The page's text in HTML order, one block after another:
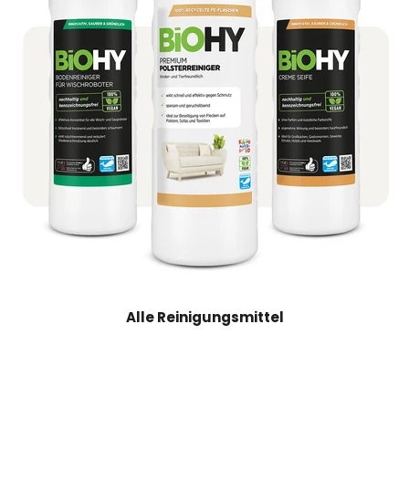
Alle Reinigungsmittel